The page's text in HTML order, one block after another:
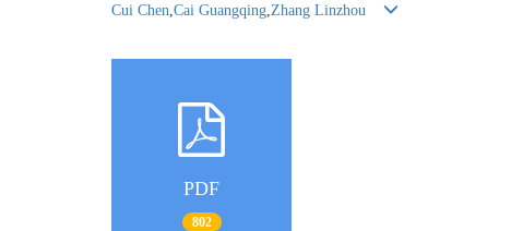
Cui Chen Cai Guangqing Zhang Linzhou
PDF
802